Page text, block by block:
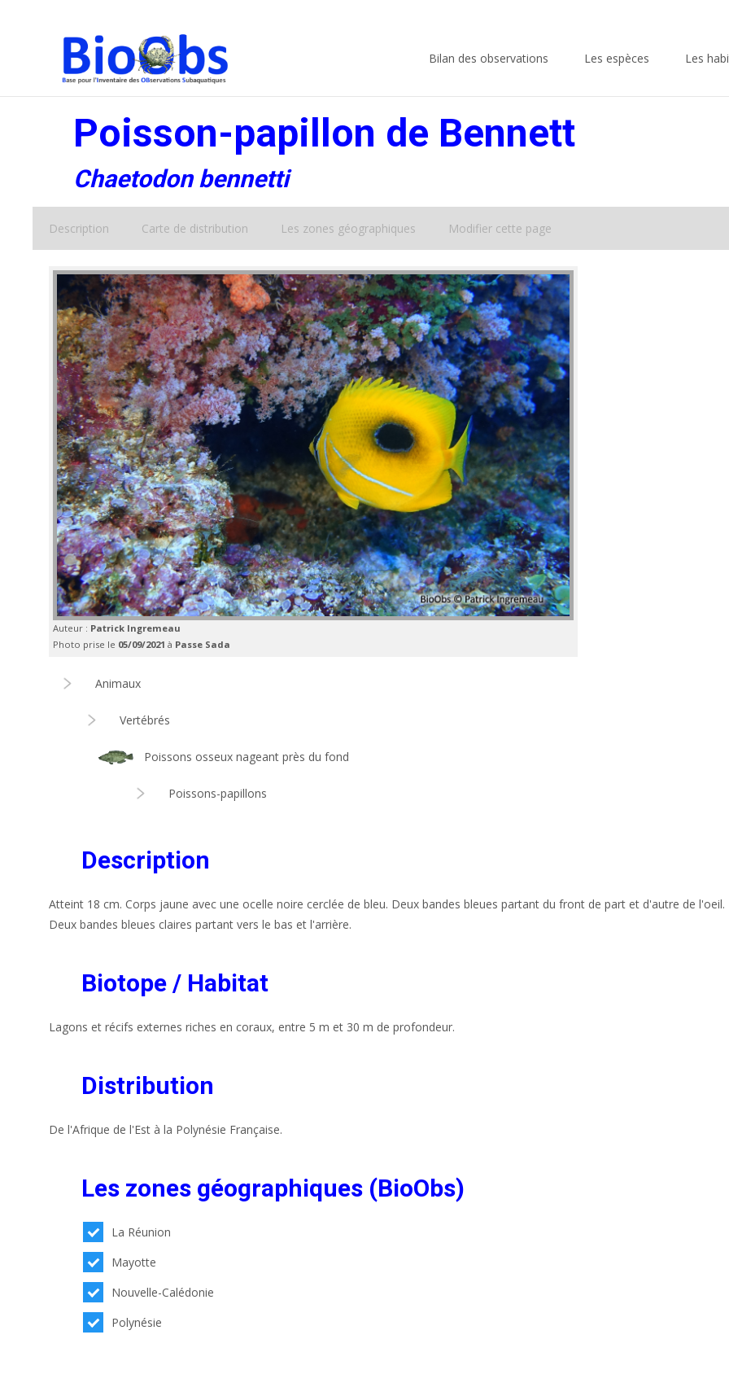
Bilan des observations Les espèces Les
Poisson-papillon de Bennett
Chaetodon bennetti
Description Carte de distribution Les zones géographiques Modifier cette page
Auteur : Patrick Ingremeau
Photo prise le 05/09/2021 à Passe Sada
Animaux
Vertébrés
Poissons osseux nageant près du fond
Poissons-papillons
Description
Atteint 18 cm. Corps jaune avec une ocelle noire cerclée de bleu. Deux bandes bleues partant du front de part et d'autre de l'oeil.
Deux bandes bleues claires partant vers le bas et l'arrière.
Biotope / Habitat
Lagons et récifs externes riches en coraux, entre 5 m et 30 m de profondeur.
Distribution
De l'Afrique de l'Est à la Polynésie Française.
Les zones géographiques (BioObs)
La Réunion
Mayotte
Nouvelle-Calédonie
Polynésie